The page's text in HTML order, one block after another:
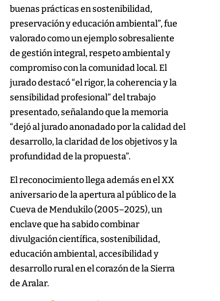
buenas prácticas en sostenibilidad,
preservación y educación ambiental”, fue
valorado como un ejemplo sobresaliente
de gestión integral, respeto ambiental y
compromiso con la comunidad local. El
jurado destacó “el rigor, la coherencia y la
sensibilidad profesional” del trabajo
presentado, señalando que la memoria
“dejó al jurado anonadado por la calidad del
desarrollo, la claridad de los objetivos y la
profundidad de la propuesta”.
El reconocimiento llega además en el XX
aniversario de la apertura al público de la
Cueva de Mendukilo (2005–2025), un
enclave que ha sabido combinar
divulgación científica, sostenibilidad,
educación ambiental, accesibilidad y
desarrollo rural en el corazón de la Sierra
de Aralar.